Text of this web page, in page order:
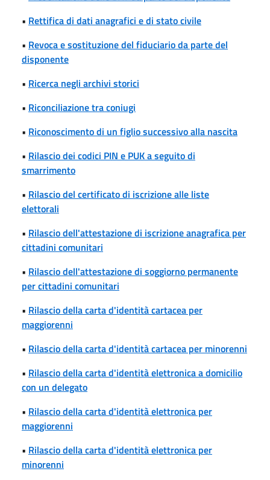
• Rettifica di dati anagrafici e di stato civile
• Revoca e sostituzione del fiduciario da parte del
disponente
• Ricerca negli archivi storici
• Riconciliazione tra coniugi
• Riconoscimento di un figlio successivo alla nascita
• Rilascio dei codici PIN e PUK a seguito di
smarrimento
• Rilascio del certificato di iscrizione alle liste
elettorali
• Rilascio dell'attestazione di iscrizione anagrafica per
cittadini comunitari
• Rilascio dell'attestazione di soggiorno permanente
per cittadini comunitari
• Rilascio della carta d'identità cartacea per
maggiorenni
• Rilascio della carta d'identità cartacea per minorenni
• Rilascio della carta d'identità elettronica a domicilio
con un delegato
• Rilascio della carta d'identità elettronica per
maggiorenni
• Rilascio della carta d'identità elettronica per
minorenni